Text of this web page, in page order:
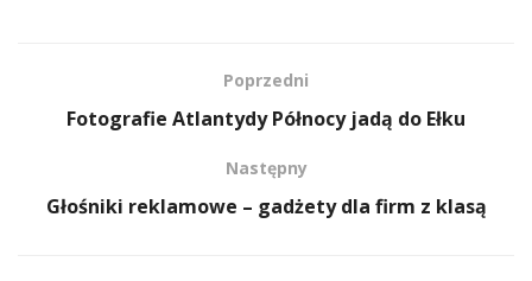
Poprzedni
Fotografie Atlantydy Północy jadą do Ełku
Następny
Głośniki reklamowe – gadżety dla firm z klasą